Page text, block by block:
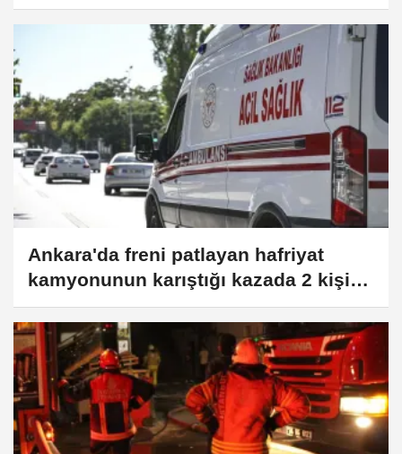
seçildi
Ankara'da freni patlayan hafriyat
kamyonunun karıştığı kazada 2 kişi
öldü